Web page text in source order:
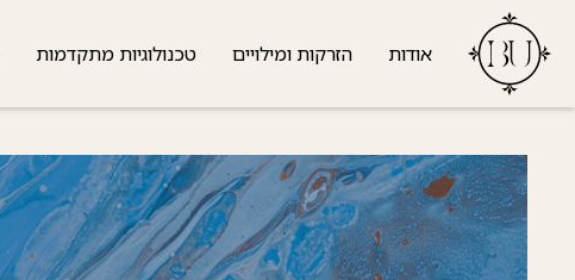
אודות הזרקות ומילויים טכנולוגיות מתקדמות